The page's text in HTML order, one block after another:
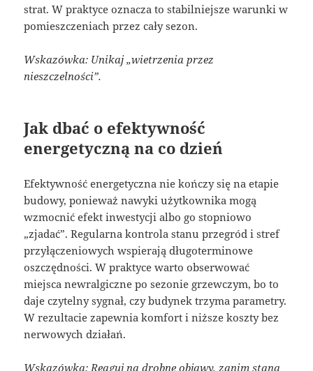
strat. W praktyce oznacza to stabilniejsze warunki w
pomieszczeniach przez cały sezon.
Wskazówka: Unikaj „wietrzenia przez
nieszczelności”.
Jak dbać o efektywność
energetyczną na co dzień
Efektywność energetyczna nie kończy się na etapie
budowy, ponieważ nawyki użytkownika mogą
wzmocnić efekt inwestycji albo go stopniowo
„zjadać”. Regularna kontrola stanu przegród i stref
przyłączeniowych wspierają długoterminowe
oszczędności. W praktyce warto obserwować
miejsca newralgiczne po sezonie grzewczym, bo to
daje czytelny sygnał, czy budynek trzyma parametry.
W rezultacie zapewnia komfort i niższe koszty bez
nerwowych działań.
Wskazówka: Reaguj na drobne objawy, zanim staną